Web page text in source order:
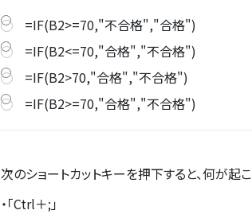
=IF(B2>=70,"不合格","合格")
=IF(B2<=70,"合格","不合格")
=IF(B2>70,"合格","不合格")
=IF(B2>=70,"合格","不合格")
次のショートカットキーを押下すると、何が起こ
・「Ctrl＋;」